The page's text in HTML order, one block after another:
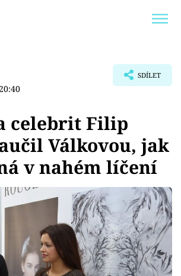
SDÍLET
celebrit Filip
Válkovou, jak
v nahém líčení